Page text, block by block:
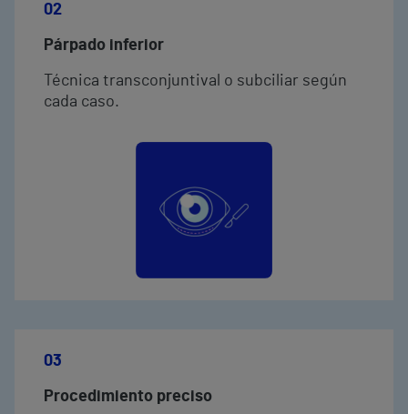
02
Párpado inferior
Técnica transconjuntival o subciliar según
cada caso.
03
Procedimiento preciso